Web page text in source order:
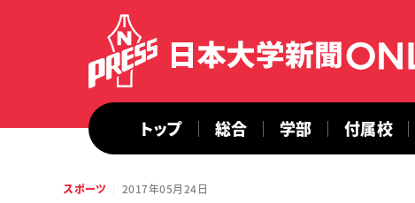
トップ 総合 学部 付属校
スポーツ 2017年05月24日